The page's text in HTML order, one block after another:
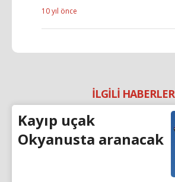
10 yıl önce
İLGİLİ HABERLER
Kayıp uçak
Okyanusta aranacak